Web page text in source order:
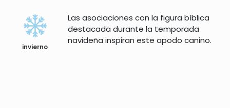
invierno
Las asociaciones con la figura bíblica
destacada durante la temporada
navideña inspiran este apodo canino.